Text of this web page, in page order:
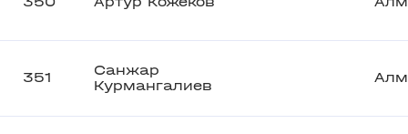
351
Санжар
Курмангалиев